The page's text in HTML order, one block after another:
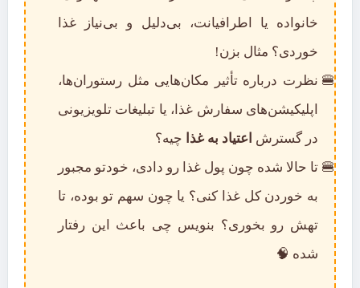
خانواده یا اطرافیانت، بی‌دلیل و بی‌نیاز غذا
خوردی؟ مثال بزن!
نظرت درباره تأثیر مکان‌هایی مثل رستوران‌ها،
اپلیکیشن‌های سفارش غذا، یا تبلیغات تلویزیونی
در گسترش اعتیاد به غذا چیه؟
تا حالا شده چون پول غذا رو دادی، خودتو مجبور
به خوردن کل غذا کنی؟ یا چون سهم تو بوده، تا
تهش رو بخوری؟ بنویس چی باعث این رفتار
شده 🧠